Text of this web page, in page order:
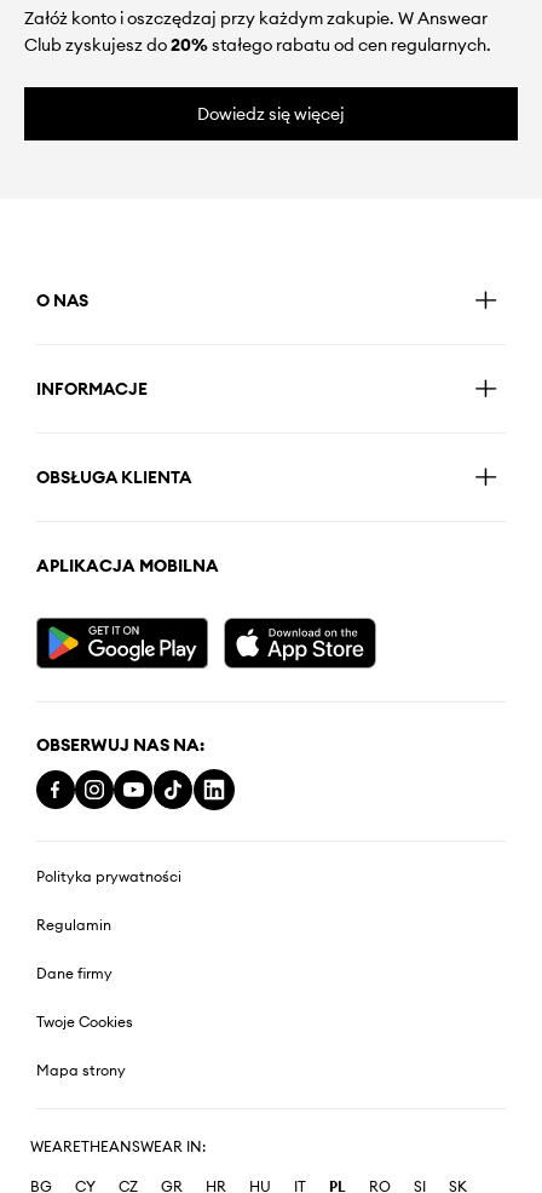
Załóż konto i oszczędzaj przy każdym zakupie. W Answear
Club zyskujesz do20%stałego rabatu od cen regularnych.
Dowiedz się więcej
O NAS
INFORMACJE
OBSŁUGA KLIENTA
APLIKACJA MOBILNA
OBSERWUJ NAS NA:
Polityka prywatności
Regulamin
Dane firmy
Twoje Cookies
Mapa strony
WEARETHEANSWEAR IN:
BG CY CZ GR HR HU IT PL RO SI SK